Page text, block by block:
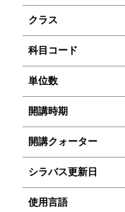
クラス
科目コード
単位数
開講時期
開講クォーター
シラバス更新日
使用言語